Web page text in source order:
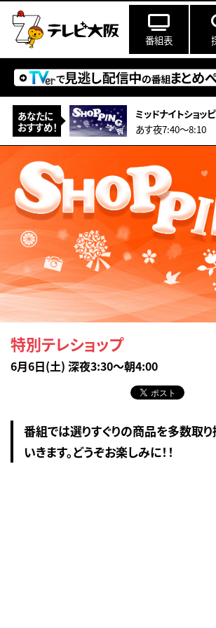
番組表
あなたに
おすすめ！
ミッドナイトショッ
あす夜7:40〜8:10
特別テレショップ
6月6日(土) 深夜3:30～朝4:00
番組では選りすぐりの商品を多数取
いきます。どうぞお楽しみに！！